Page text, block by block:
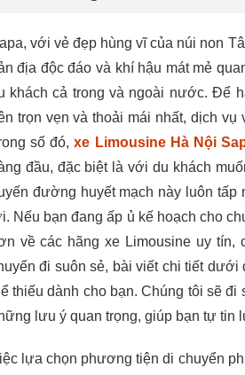
với vẻ đẹp hùng vĩ của núi non
địa độc đáo và khí hậu mát mẻ
khách cả trong và ngoài nước. Để
trọn vẹn và thoải mái nhất, dịch
số đó,xe Limousine Hà Nội
đầu, đặc biệt là với du khách
đường huyết mạch này luôn tấp
Nếu bạn đang ấp ủ kế hoạch cho
về các hãng xe Limousine uy
đi suôn sẻ, bài viết chi tiết dưới
thiếu dành cho bạn. Chúng tôi sẽ
lưu ý quan trọng, giúp bạn tự tin
lựa chọn phương tiện di chuyển